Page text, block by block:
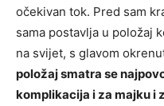
očekivan tok. Pred sam
sama postavlja u položaj
na svijet, s glavom
položaj smatra se
komplikacija i za majku i